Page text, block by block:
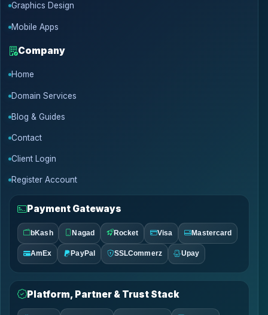
Graphics Design
Mobile Apps
Company
Home
Domain Services
Blog & Guides
Contact
Client Login
Register Account
Payment Gateways
bKash Nagad Rocket Visa Mastercard
AmEx PayPal SSLCommerz Upay
Platform, Partner & Trust Stack